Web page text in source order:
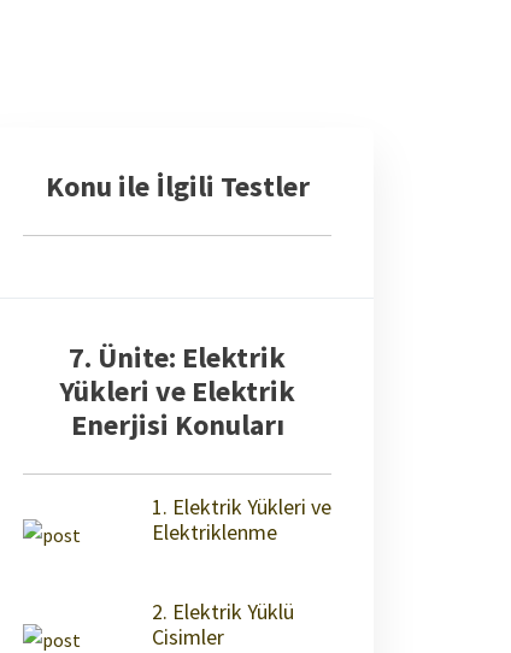
Konu ile İlgili Testler
7. Ünite: Elektrik
Yükleri ve Elektrik
Enerjisi Konuları
1. Elektrik Yükleri ve
Elektriklenme
2. Elektrik Yüklü
Cisimler